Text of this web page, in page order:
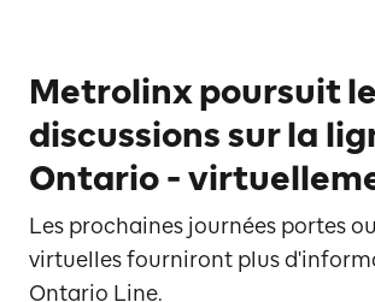
Metrolinx poursuit
discussions sur la
Ontario -
Les prochaines journées portes
virtuelles fourniront plus
Ontario Line.